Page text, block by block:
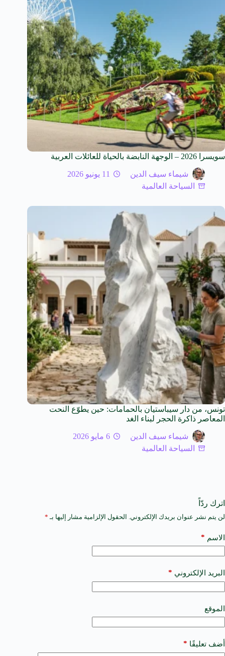
سويسرا 2026 – الوجهة النابضة بالحياة للعائلات العربية
شيماء سيف الدين
11 يونيو 2026
السياحة العالمية
تونس، من دار سيباستيان بالحمامات: حين يطوّع النحت
المعاصر ذاكرة الحجر لبناء الغد
شيماء سيف الدين
6 مايو 2026
السياحة العالمية
اترك ردّاً
لن يتم نشر عنوان بريدك الإلكتروني. الحقول الإلزامية مشار إليها بـ *
الاسم *
البريد الإلكتروني *
الموقع
أضف تعليقًا *
A
t
e
a
t
i
e
: